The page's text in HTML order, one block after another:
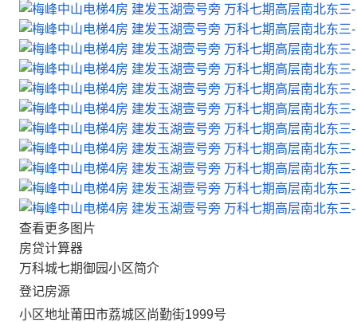
查看更多图片
房贷计算器
万科城七期御园小区简介
登记房源
小区地址莆田市荔城区尚勤街1999号